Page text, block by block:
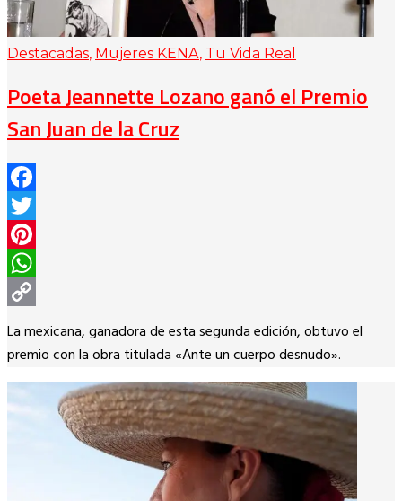
Destacadas, Mujeres KENA, Tu Vida Real
Poeta Jeannette Lozano ganó el Premio
San Juan de la Cruz
Facebook
Twitter
Pinterest
WhatsApp
Copy
Link
La mexicana, ganadora de esta segunda edición, obtuvo el
premio con la obra titulada «Ante un cuerpo desnudo».